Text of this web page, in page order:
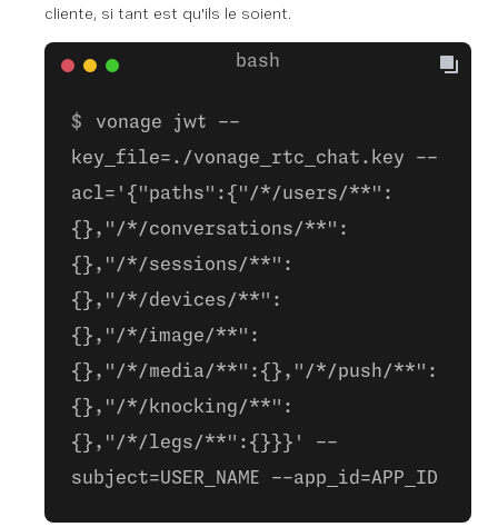
cliente, si tant est qu'ils le soient.
vonage jwt --
key_file=./vonage_rtc_chat.key --
acl='{"paths":{"/*/users/**":
{},"/*/conversations/**":
{},"/*/sessions/**":
{},"/*/devices/**":
{},"/*/image/**":
{},"/*/media/**":{},"/*/push/**":
{},"/*/knocking/**":
{},"/*/legs/**":{}}}' --
subject=USER_NAME --app_id=APP_ID